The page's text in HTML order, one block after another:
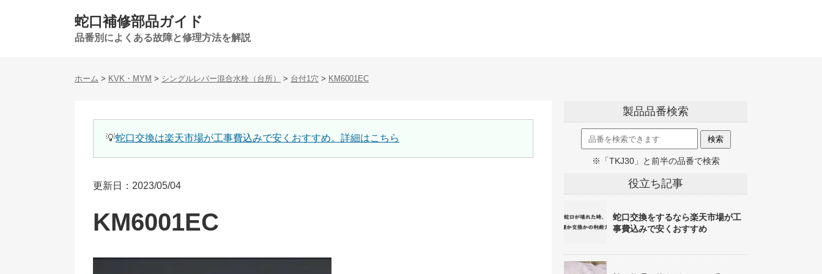
蛇口補修部品ガイド
品番別によくある故障と修理方法を解説
ホーム > KVK・MYM > シングルレバー混合水栓（台所） > 台付1穴 > KM6001EC
💡蛇口交換は楽天市場が工事費込みで安くおすすめ。詳細はこちら
更新日：2023/05/04
KM6001EC
製品品番検索
※「TKJ30」と前半の品番で検索
役立ち記事
蛇口交換をするなら楽天市場が工
事費込みで安くおすすめ